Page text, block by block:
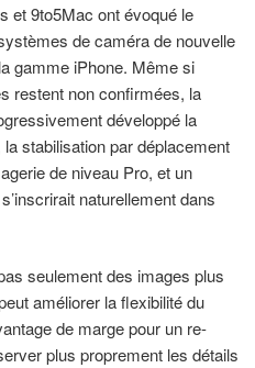
et 9to5Mac ont évoqué le
de caméra de nouvelle
gamme iPhone. Même si
restent non confirmées, la
développé la
stabilisation par déplacement
de niveau Pro, et un
naturellement dans
seulement des images plus
améliorer la flexibilité du
de marge pour un re-
plus proprement les détails